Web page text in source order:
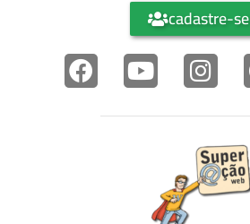
cadastre-se